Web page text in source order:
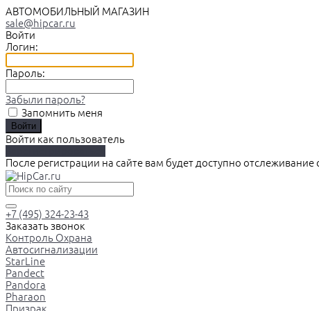
АВТОМОБИЛЬНЫЙ МАГАЗИН
sale@hipcar.ru
Войти
Логин:
Пароль:
Забыли пароль?
Запомнить меня
Войти как пользователь
После регистрации на сайте вам будет доступно
+7 (495) 324-23-43
Заказать звонок
Контроль Охрана
Автосигнализации
StarLine
Pandect
Pandora
Pharaon
Призрак